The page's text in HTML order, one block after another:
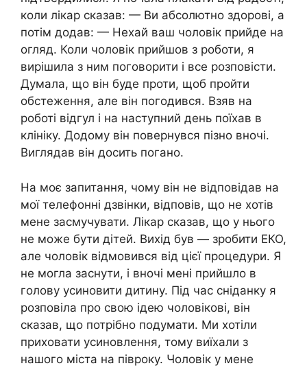
коли лікар сказав: — Ви абсолютно здорові, а
потім додав: — Нехай ваш чоловік прийде на
огляд. Коли чоловік прийшов з роботи, я
вирішила з ним поговорити і все розповісти.
Думала, що він буде проти, щоб пройти
обстеження, але він погодився. Взяв на
роботі відгул і на наступний день поїхав в
клініку. Додому він повернувся пізно вночі.
Виглядав він досить погано.
На моє запитання, чому він не відповідав на
мої телефонні дзвінки, відповів, що не хотів
мене засмучувати. Лікар сказав, що у нього
не може бути дітей. Вихід був — зробити ЕКО,
але чоловік відмовився від цієї процедури. Я
не могла заснути, і вночі мені прийшло в
голову усиновити дитину. Під час сніданку я
розповіла про свою ідею чоловікові, він
сказав, що потрібно подумати. Ми хотіли
приховати усиновлення, тому виїхали з
нашого міста на півроку. Чоловік у мене